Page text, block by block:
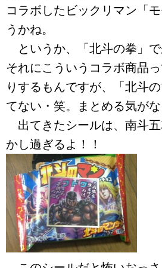
コラボしたビックリマン「
うかね。
というか、「北斗の拳」で
それにこういうコラボ商品
りするもんですが、「北斗
てない・笑。まとめる気が
出てきたシールは、南斗
かし過ぎるよ！！